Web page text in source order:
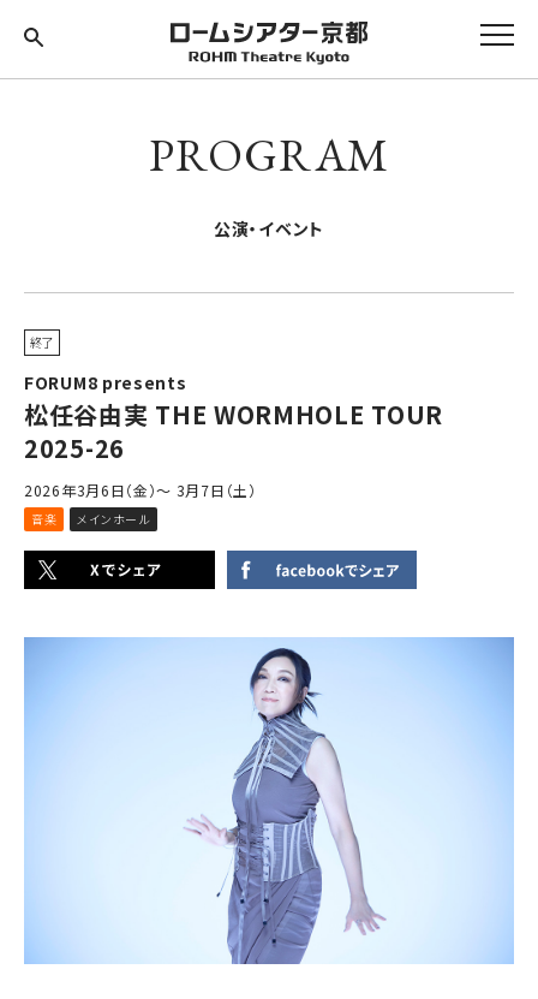
PROGRAM
公演・イベント
終了
FORUM8 presents
松任谷由実 THE WORMHOLE TOUR
2025-26
2026年3月6日（金）～ 3月7日（土）
音楽 メインホール